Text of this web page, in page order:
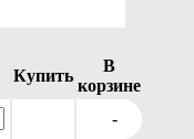
Купить
В
корзине
-